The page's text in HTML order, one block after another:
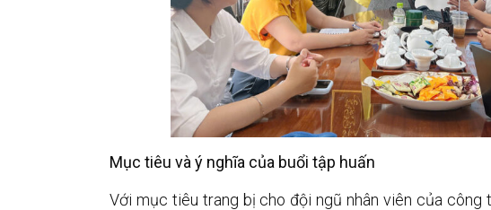
Mục tiêu và ý nghĩa của buổi tập huấn
Với mục tiêu trang bị cho đội ngũ nhân viên của công